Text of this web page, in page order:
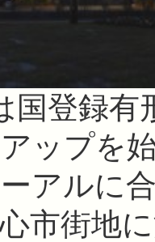
登録有
ップを
アルに
市街地